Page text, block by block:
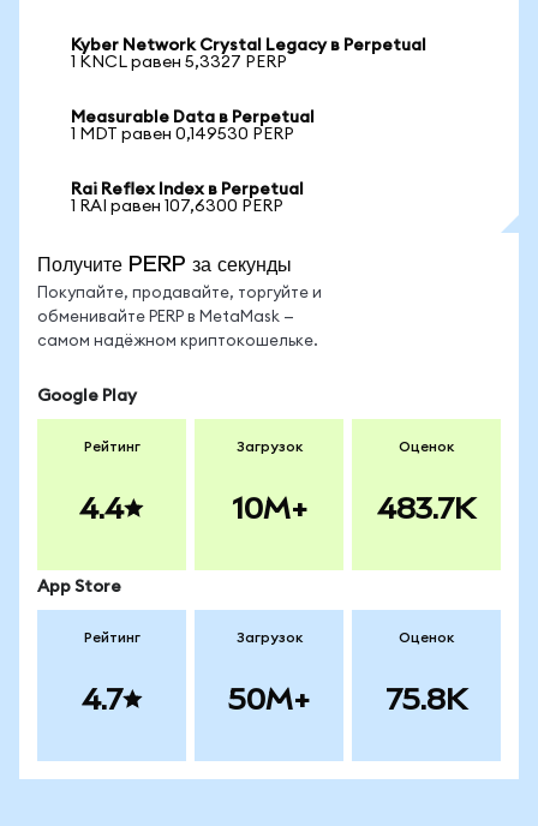
Kyber Network Crystal Legacy в Perpetual
1 KNCL равен 5,3327 PERP
Measurable Data в Perpetual
1 MDT равен 0,149530 PERP
Rai Reflex Index в Perpetual
1 RAI равен 107,6300 PERP
Получите PERP за секунды
Покупайте, продавайте, торгуйте и
обменивайте PERP в MetaMask —
самом надёжном криптокошельке.
Google Play
Рейтинг
4.4
Загрузок
10M+
Оценок
483.7K
App Store
Рейтинг
4.7
Загрузок
50M+
Оценок
75.8K